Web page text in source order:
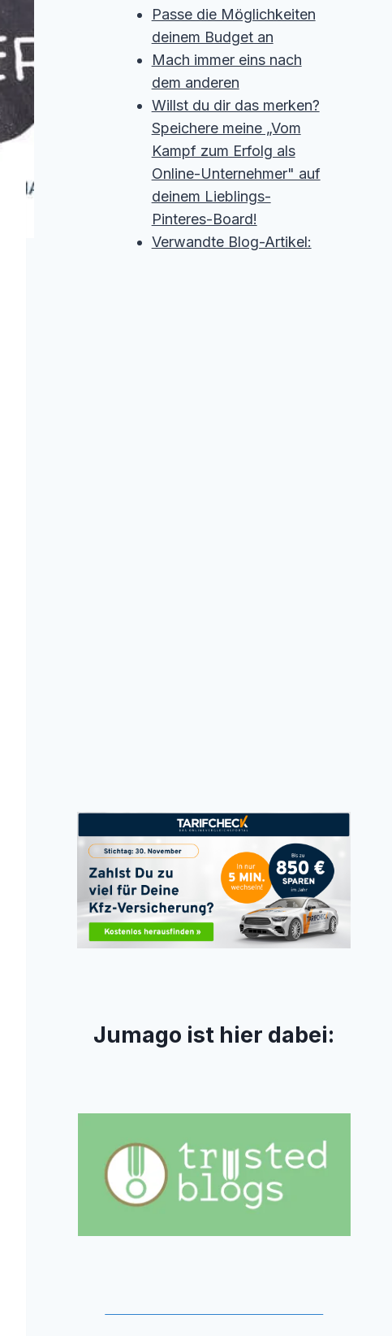
Passe die Möglichkeiten
deinem Budget an
Mach immer eins nach
dem anderen
Willst du dir das merken?
Speichere meine „Vom
Kampf zum Erfolg als
Online-Unternehmer" auf
deinem Lieblings-
Pinteres-Board!
Verwandte Blog-Artikel:
Jumago ist hier dabei: